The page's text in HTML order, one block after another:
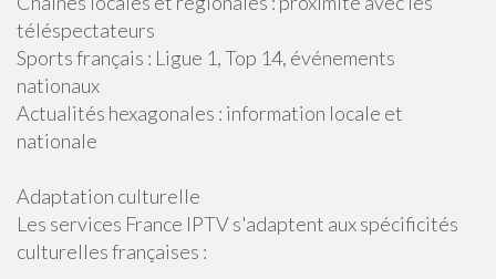
téléspectateurs
Sports français : Ligue 1, Top 14, événements
nationaux
Actualités hexagonales : information locale et
nationale
Adaptation culturelle
Les services France IPTV s'adaptent aux spécificités
culturelles françaises :